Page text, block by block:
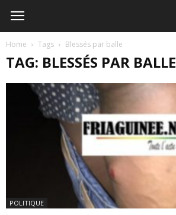
Home Tags Blessés par balle
TAG: BLESSÉS PAR BALLE
POLITIQUE